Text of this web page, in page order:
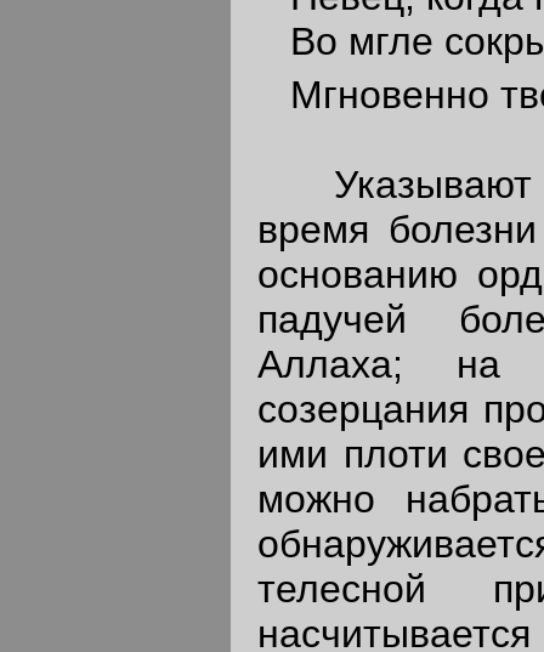
Во мгле
Мгновенно
Указывают
время
основанию
падучей
Аллаха; на
созерцания
ими плоти
можно
телесной